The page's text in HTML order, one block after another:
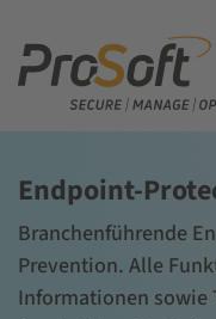
Endpoint-
Branchenführende
Prevention. Alle
Informationen sowie